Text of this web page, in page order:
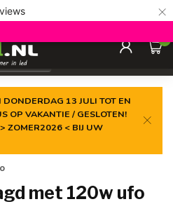
×
prijs
0
13 JULI TOT EN
OP VAKANTIE / GESLOTEN!
ZOMER2026 < BIJ UW
met 120w ufo